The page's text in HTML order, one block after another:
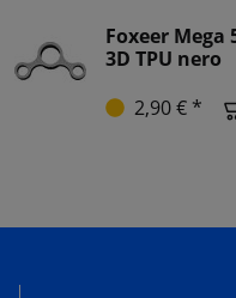
Foxeer
3D TPU nero
2,90 € *